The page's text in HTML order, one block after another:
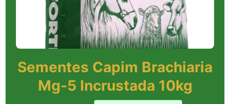
Sementes Capim Brachiaria
Mg-5 Incrustada 10kg